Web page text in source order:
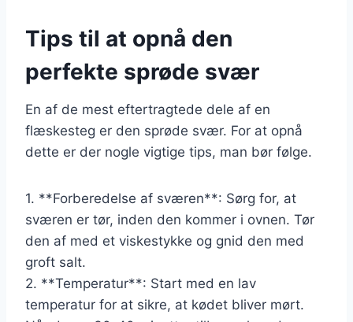
Tips til at opnå den
perfekte sprøde svær
En af de mest eftertragtede dele af en
flæskesteg er den sprøde svær. For at opnå
dette er der nogle vigtige tips, man bør følge.
1. **Forberedelse af sværen**: Sørg for, at
sværen er tør, inden den kommer i ovnen. Tør
den af med et viskestykke og gnid den med
groft salt.
2. **Temperatur**: Start med en lav
temperatur for at sikre, at kødet bliver mørt.